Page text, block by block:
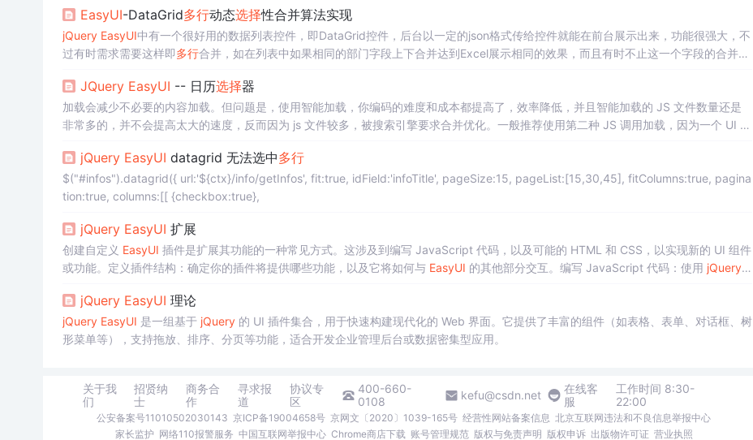
EasyUI-DataGrid多行动态选择性合并算法实现
jQuery EasyUI中有一个很好用的数据列表控件，即DataGrid控件，后台以一定的json格式传给控件就能在前台展示出来，功能很强大，不
过有时需求需要这样即多行合并，如在列表中如果相同的部门字段上下合并达到Excel展示相同的效果，而且有时不止这一个字段的合并，
JQuery EasyUI -- 日历选择器
加载会减少不必要的内容加载。但问题是，使用智能加载，你编码的难度和成本都提高了，效率降低，并且智能加载的 JS 文件数量还是
非常多的，并不会提高太大的速度，反而因为 js 文件较多，被搜索引擎要求合并优化。一般推荐使用第二种 JS 调用加载，因为一个 UI 组
用它即可自动完成 UI 组件的解析工作。——————————– (完)————————————–
jQuery EasyUI datagrid 无法选中多行
$("#infos").datagrid({ url:'${ctx}/info/getInfos', fit:true, idField:'infoTitle', pageSize:15, pageList:[15,30,45], fitColumns:true, pagina
tion:true, columns:[[ {checkbox:true},
jQuery EasyUI 扩展
创建自定义 EasyUI 插件是扩展其功能的一种常见方式。这涉及到编写 JavaScript 代码，以及可能的 HTML 和 CSS，以实现新的 UI 组件
或功能。定义插件结构：确定你的插件将提供哪些功能，以及它将如何与 EasyUI 的其他部分交互。编写 JavaScript 代码：使用 jQuery
TML 结构，确保它易于集成到现有的
jQuery EasyUI 理论
jQuery EasyUI 是一组基于 jQuery的 UI 插件集合，用于快速构建现代化的 Web 界面。它提供了丰富的组件（如表格、表单、对话框、树
形菜单等），支持拖放、排序、分页等功能，适合开发企业管理后台或数据密集型应用。
关于我
们
招贤纳
士
商务合
作
寻求报
道
协议专
区
400-660-
0108
kefu@csdn.net
在线客
服
工作时间 8:30-
22:00
公安备案号11010502030143 京ICP备19004658号 京网文〔2020〕1039-165号 经营性网站备案信息 北京互联网违法和不良信息举报中心
家长监护 网络110报警服务 中国互联网举报中心 Chrome商店下载 账号管理规范 版权与免责声明 版权申诉 出版物许可证 营业执照